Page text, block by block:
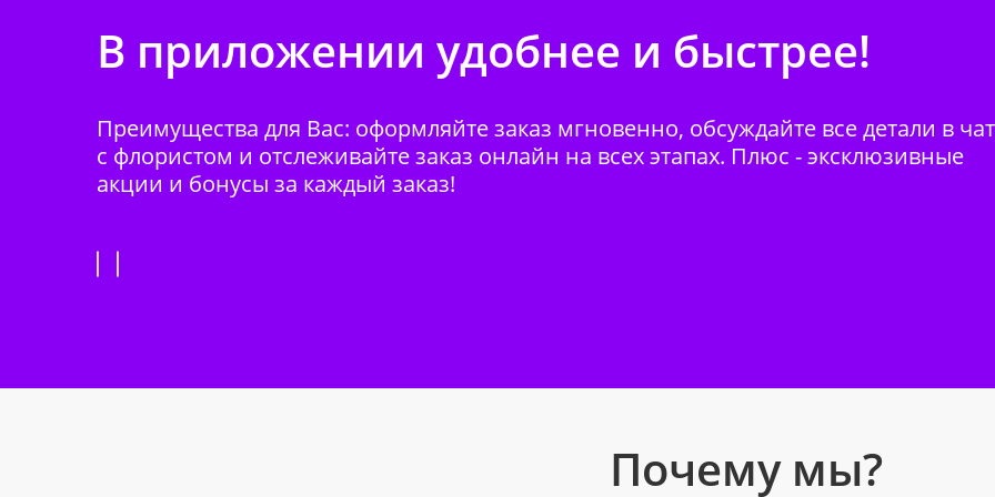
В приложении удобнее и быстрее!
Преимущества для Вас: оформляйте заказ мгновенно, обсуждайте все детали в
с флористом и отслеживайте заказ онлайн на всех этапах. Плюс - эксклюзивные
акции и бонусы за каждый заказ!
Почему мы?